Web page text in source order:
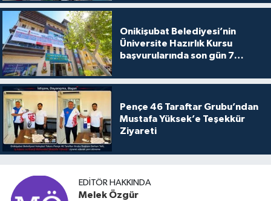
Onikişubat Belediyesi’nin
Üniversite Hazırlık Kursu
başvurularında son gün 7
Pençe 46 Taraftar Grubu’ndan
Mustafa Yüksek’e Teşekkür
Ziyareti
EDITÖR HAKKINDA
Melek Özgür